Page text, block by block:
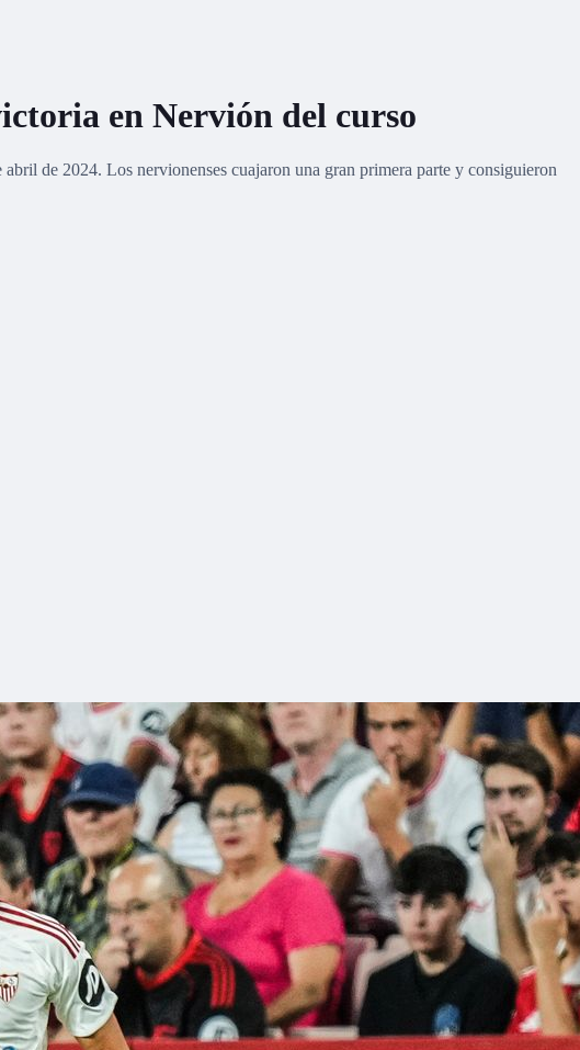
en Nervión del curso
de 2024. Los nervionenses cuajaron una gran primera parte y consiguieron